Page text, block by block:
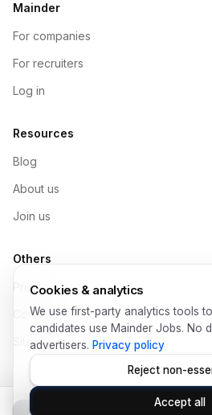
Mainder
For companies
For recruiters
Log in
Resources
Blog
About us
Join us
Others
Pricing
Contact
Sitemap
Privacy Policy Terms of Use Legal
© Copyright 2026 Mainder SL
Cookies & analytics
We use first-party analytics tools
candidates use Mainder Jobs. No
advertisers. Privacy policy
Reject non-
Accept all